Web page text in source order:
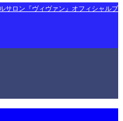
サロン『ヴィヴァン』オフィシャルブ